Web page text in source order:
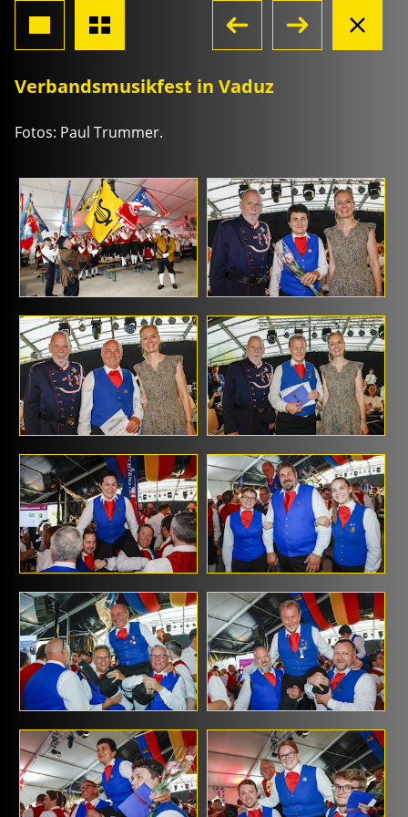
Verbandsmusikfest in Vaduz
Fotos: Paul Trummer.